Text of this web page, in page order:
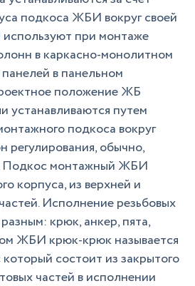
подкоса ЖБИ вокруг своей
при монтаже
в каркасно-монолитном
в панельном
положение ЖБ
устанавливаются путем
подкоса вокруг
регулирования, обычно,
Подкос монтажный ЖБИ
корпуса, из верхней и
Исполнение резьбовых
крюк, анкер, пята,
ЖБИ крюк-крюк называется
состоит из закрытого
частей в исполнении